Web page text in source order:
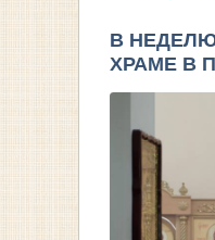
В
ХРАМЕ В